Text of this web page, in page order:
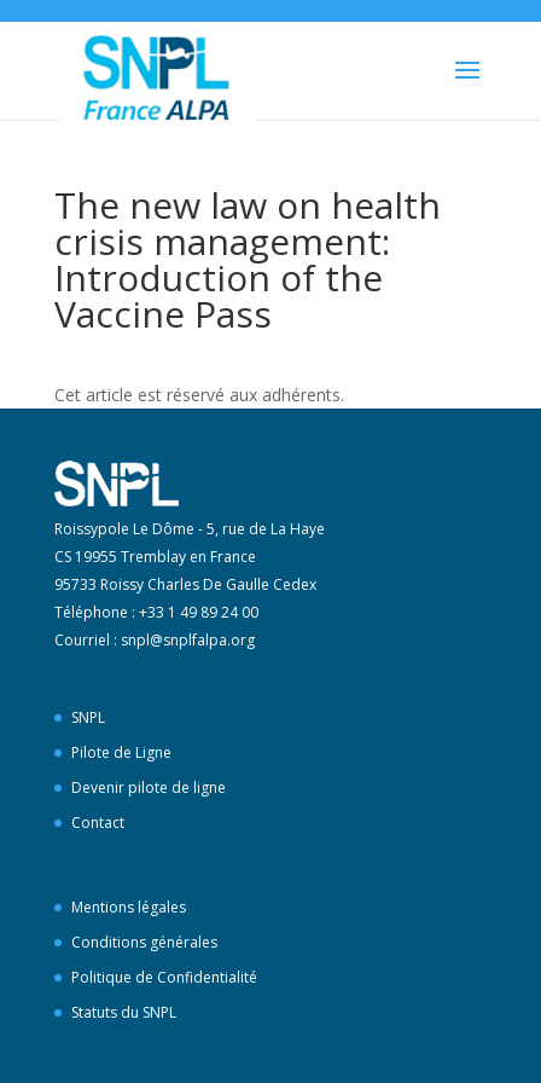
The new law on health
crisis management:
Introduction of the
Vaccine Pass
Cet article est réservé aux adhérents.
Roissypole Le Dôme - 5, rue de La Haye
CS 19955 Tremblay en France
95733 Roissy Charles De Gaulle Cedex
Téléphone : +33 1 49 89 24 00
Courriel : snpl@snplfalpa.org
SNPL
Pilote de Ligne
Devenir pilote de ligne
Contact
Mentions légales
Conditions générales
Politique de Confidentialité
Statuts du SNPL